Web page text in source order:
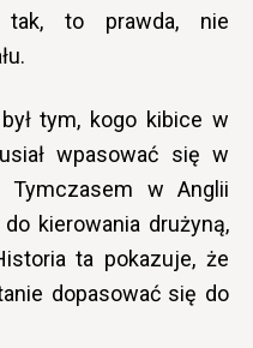
to prawda, nie
tym, kogo kibice w
wpasować się w
Tymczasem w Anglii
kierowania drużyną,
ta pokazuje, że
dopasować się do